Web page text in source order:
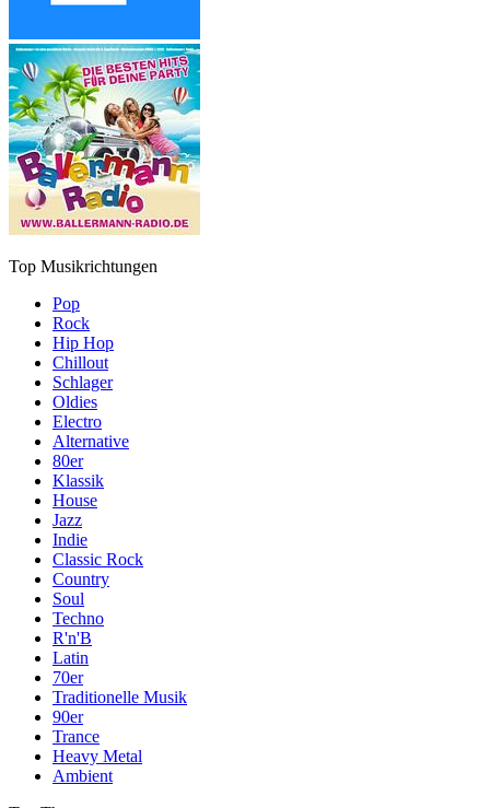
Top Musikrichtungen
Pop
Rock
Hip Hop
Chillout
Schlager
Oldies
Electro
Alternative
80er
Klassik
House
Jazz
Indie
Classic Rock
Country
Soul
Techno
R'n'B
Latin
70er
Traditionelle Musik
90er
Trance
Heavy Metal
Ambient